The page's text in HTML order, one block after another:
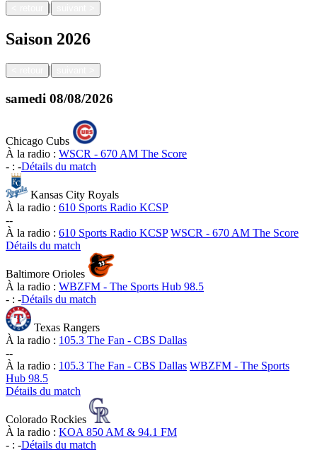
|
Saison 2026
|
samedi 08/08/2026
Chicago Cubs
À la radio : WSCR - 670 AM The Score
- : -Détails du match
Kansas City Royals
À la radio : 610 Sports Radio KCSP
--
À la radio : 610 Sports Radio KCSP WSCR - 670 AM The Score
Détails du match
Baltimore Orioles
À la radio : WBZFM - The Sports Hub 98.5
- : -Détails du match
Texas Rangers
À la radio : 105.3 The Fan - CBS Dallas
--
À la radio : 105.3 The Fan - CBS Dallas WBZFM - The Sports
Hub 98.5
Détails du match
Colorado Rockies
À la radio : KOA 850 AM & 94.1 FM
- : -Détails du match